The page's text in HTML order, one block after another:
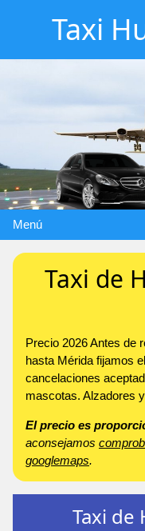
Taxi
Menú
Taxi de
Precio 2026 Antes de
hasta Mérida fijamos
cancelaciones
mascotas. Alzadores
El precio es
aconsejamos
googlemaps.
Taxi de